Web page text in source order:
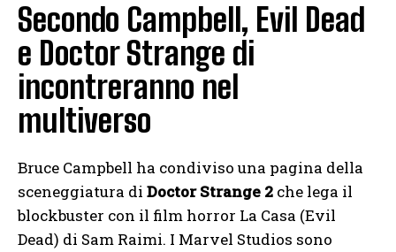
Secondo Campbell, Evil Dead
e Doctor Strange di
incontreranno nel
multiverso
Bruce Campbell ha condiviso una pagina della
sceneggiatura di Doctor Strange 2 che lega il
blockbuster con il film horror La Casa (Evil
Dead) di Sam Raimi. I Marvel Studios sono